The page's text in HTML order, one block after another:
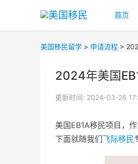
首页
美国移民留学 > 申请流程 >
2024年美国
更新时间: 2024-03-26
美国EB1A移民项目，
下面就随我们飞际移民